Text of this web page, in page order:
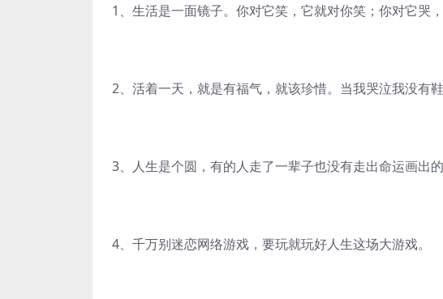
1、生活是一面镜子。你对它笑，它就对你笑；你对它哭，
2、活着一天，就是有福气，就该珍惜。当我哭泣我没有
3、人生是个圆，有的人走了一辈子也没有走出命运画出
4、千万别迷恋网络游戏，要玩就玩好人生这场大游戏。